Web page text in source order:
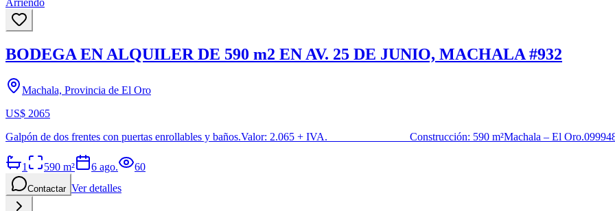
BODEGA EN ALQUILER DE 590 m2 EN AV. 25 DE JUNIO, MACHALA #932
Machala, Provincia de El Oro
US$ 2065
Galpón de dos frentes con puertas enrollables y baños.Valor: 2.065 + IVA. Construcción: 590 m²Machala – El
1 590 m² 6 ago. 60
Contactar Ver detalles